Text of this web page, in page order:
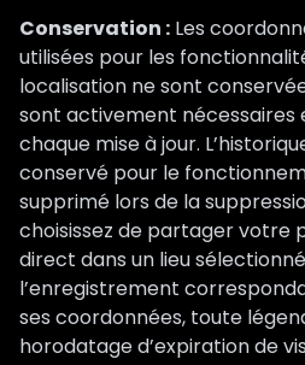
Conservation : Les
utilisées pour les
localisation ne sont
sont activement nécessaires
chaque mise à jour.
conservé pour le
supprimé lors de la
choisissez de partager votre
direct dans un lieu
l’enregistrement
ses coordonnées, toute
horodatage d’expiration de